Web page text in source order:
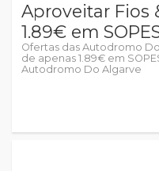
Aproveitar Fios
1.89€ em
Ofertas das Autodromo
de apenas 1.89€ em
Autodromo Do Algarve